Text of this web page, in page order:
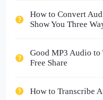
How to Convert
Show You Three
Good MP3 Audio
Free Share
How to Transcribe